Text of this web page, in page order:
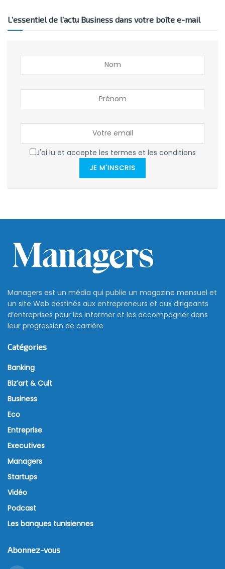
L’essentiel de l’actu Business dans votre boîte e-mail
J'ai lu et accepte les termes et les conditions
JE M'INSCRIS
Managers est un média qui publie un magazine mensuel et
un site Web destinés aux entrepreneurs et aux dirigeants
d’entreprises pour les informer et les accompagner dans
leur progression de carrière
Catégories
Banking
Biz’art & Cult
Business
Eco
Entreprise
Executives
Managers
Startups
Vidéo
Podcast
Les banques tunisiennes
Abonnez-vous